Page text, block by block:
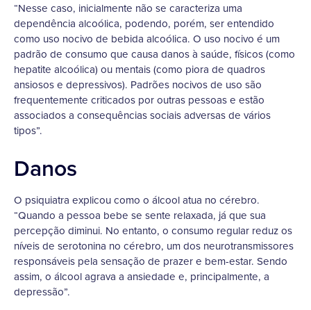
“Nesse caso, inicialmente não se caracteriza uma
dependência alcoólica, podendo, porém, ser entendido
como uso nocivo de bebida alcoólica. O uso nocivo é um
padrão de consumo que causa danos à saúde, físicos (como
hepatite alcoólica) ou mentais (como piora de quadros
ansiosos e depressivos). Padrões nocivos de uso são
frequentemente criticados por outras pessoas e estão
associados a consequências sociais adversas de vários
tipos”.
Danos
O psiquiatra explicou como o álcool atua no cérebro.
“Quando a pessoa bebe se sente relaxada, já que sua
percepção diminui. No entanto, o consumo regular reduz os
níveis de serotonina no cérebro, um dos neurotransmissores
responsáveis pela sensação de prazer e bem-estar. Sendo
assim, o álcool agrava a ansiedade e, principalmente, a
depressão”.